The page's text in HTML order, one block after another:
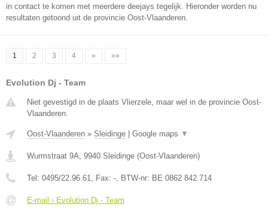
in contact te komen met meerdere deejays tegelijk. Hieronder worden nu
resultaten getoond uit de provincie Oost-Vlaanderen.
1 2 3 4 » »»
Evolution Dj - Team
Niet gevestigd in de plaats Vlierzele, maar wel in de provincie Oost-
Vlaanderen.
Oost-Vlaanderen » Sleidinge Google maps ▼
Wurmstraat 9A, 9940 Sleidinge (Oost-Vlaanderen)
Tel: 0495/22.96.61, Fax: -, BTW-nr: BE 0862 842 714
E-mail › Evolution Dj - Team